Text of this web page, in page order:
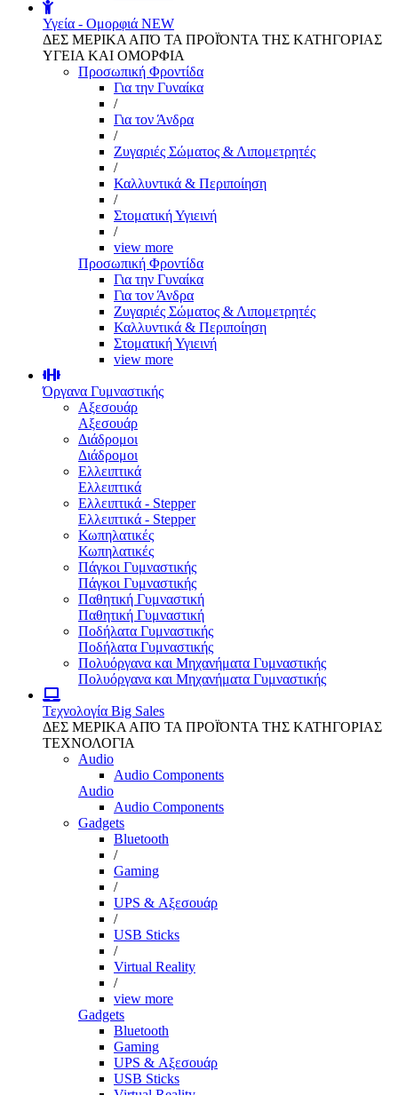
Υγεία - Ομορφιά NEW
ΔΕΣ ΜΕΡΙΚΑ ΑΠΌ ΤΑ ΠΡΟΪΌΝΤΑ ΤΗΣ ΚΑΤΗΓΟΡΙΑΣ
ΥΓΕΙΑ ΚΑΙ ΟΜΟΡΦΙΑ
Προσωπική Φροντίδα
Για την Γυναίκα
/
Για τον Άνδρα
/
Ζυγαριές Σώματος & Λιπομετρητές
/
Καλλυντικά & Περιποίηση
/
Στοματική Υγιεινή
/
view more
Προσωπική Φροντίδα
Για την Γυναίκα
Για τον Άνδρα
Ζυγαριές Σώματος & Λιπομετρητές
Καλλυντικά & Περιποίηση
Στοματική Υγιεινή
view more
Όργανα Γυμναστικής
Αξεσουάρ
Αξεσουάρ
Διάδρομοι
Διάδρομοι
Ελλειπτικά
Ελλειπτικά
Ελλειπτικά - Stepper
Ελλειπτικά - Stepper
Κωπηλατικές
Κωπηλατικές
Πάγκοι Γυμναστικής
Πάγκοι Γυμναστικής
Παθητική Γυμναστική
Παθητική Γυμναστική
Ποδήλατα Γυμναστικής
Ποδήλατα Γυμναστικής
Πολυόργανα και Μηχανήματα Γυμναστικής
Πολυόργανα και Μηχανήματα Γυμναστικής
Τεχνολογία Big Sales
ΔΕΣ ΜΕΡΙΚΑ ΑΠΌ ΤΑ ΠΡΟΪΌΝΤΑ ΤΗΣ ΚΑΤΗΓΟΡΙΑΣ
ΤΕΧΝΟΛΟΓΙΑ
Audio
Audio Components
Audio
Audio Components
Gadgets
Bluetooth
/
Gaming
/
UPS & Αξεσουάρ
/
USB Sticks
/
Virtual Reality
/
view more
Gadgets
Bluetooth
Gaming
UPS & Αξεσουάρ
USB Sticks